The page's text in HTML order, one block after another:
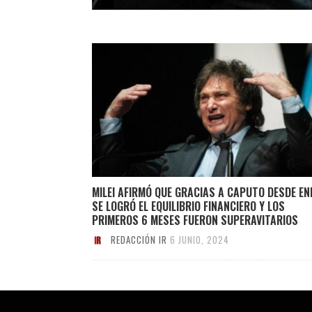
MILEI AFIRMÓ QUE GRACIAS A CAPUTO DESDE
SE LOGRÓ EL EQUILIBRIO FINANCIERO Y LOS
PRIMEROS 6 MESES FUERON SUPERAVITARIOS
REDACCIÓN IR 6 JUNIO, 2024